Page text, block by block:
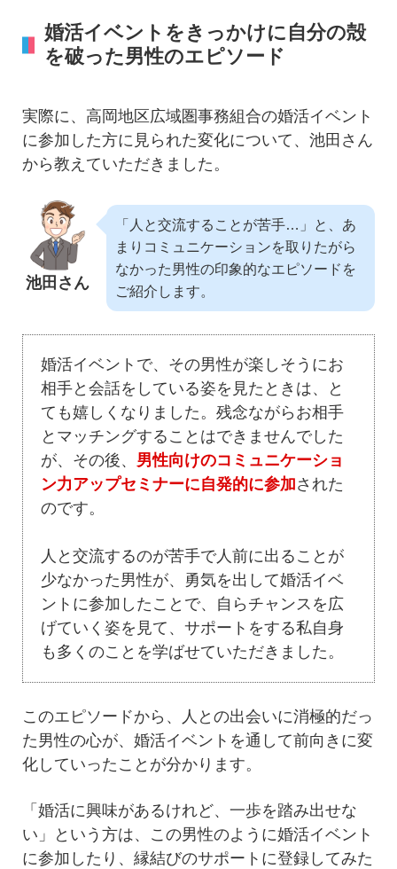
婚活イベントをきっかけに自分の殻
を破った男性のエピソード
実際に、高岡地区広域圏事務組合の婚活イベント
に参加した方に見られた変化について、池田さん
から教えていただきました。
池田さん
「人と交流することが苦手…」と、あ
まりコミュニケーションを取りたがら
なかった男性の印象的なエピソードを
ご紹介します。
婚活イベントで、その男性が楽しそうにお
相手と会話をしている姿を見たときは、と
ても嬉しくなりました。残念ながらお相手
とマッチングすることはできませんでした
が、その後、 男性向けのコミュニケーショ
ン力アップセミナーに自発的に参加された
のです。
人と交流するのが苦手で人前に出ることが
少なかった男性が、勇気を出して婚活イベ
ントに参加したことで、自らチャンスを広
げていく姿を見て、サポートをする私自身
も多くのことを学ばせていただきました。
このエピソードから、人との出会いに消極的だっ
た男性の心が、婚活イベントを通して前向きに変
化していったことが分かります。
「婚活に興味があるけれど、一歩を踏み出せな
い」という方は、この男性のように婚活イベント
に参加したり、縁結びのサポートに登録してみた